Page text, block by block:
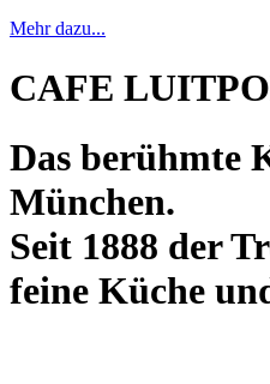
Mehr dazu...
CAFE
Das berühmte
München.
Seit 1888 der
feine Küche